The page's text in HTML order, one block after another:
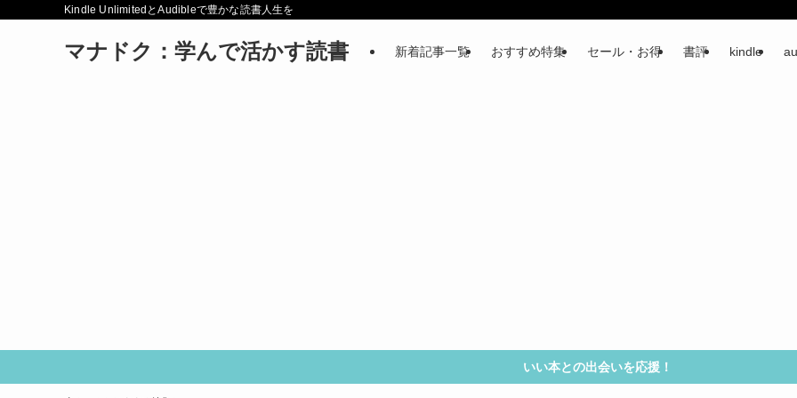
Kindle UnlimitedとAudibleで豊かな読書人生を
マナドク：学んで活かす読書 新着記事一覧 おすすめ特集 セール・お得 書評 kindle
いい本との出会いを応援！